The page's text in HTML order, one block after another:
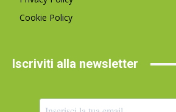
Cookie Policy
Iscriviti alla newsletter